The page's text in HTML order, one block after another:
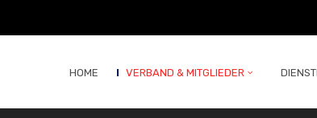
HOME VERBAND & MITGLIEDER